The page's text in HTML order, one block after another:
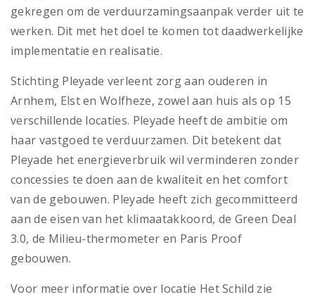
gekregen om de verduurzamingsaanpak verder uit te
werken. Dit met het doel te komen tot daadwerkelijke
implementatie en realisatie.
Stichting Pleyade verleent zorg aan ouderen in
Arnhem, Elst en Wolfheze, zowel aan huis als op 15
verschillende locaties. Pleyade heeft de ambitie om
haar vastgoed te verduurzamen. Dit betekent dat
Pleyade het energieverbruik wil verminderen zonder
concessies te doen aan de kwaliteit en het comfort
van de gebouwen. Pleyade heeft zich gecommitteerd
aan de eisen van het klimaatakkoord, de Green Deal
3.0, de Milieu-thermometer en Paris Proof
gebouwen.
Voor meer informatie over locatie Het Schild zie